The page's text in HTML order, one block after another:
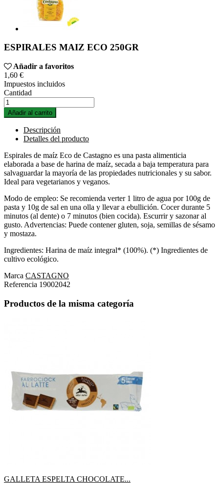
ESPIRALES MAIZ ECO 250GR
Añadir a favoritos
1,60 €
Impuestos incluidos
Cantidad
Añadir al carrito
Descripción
Detalles del producto
Espirales de maíz Eco de Castagno es una pasta alimenticia
elaborada a base de harina de maíz, secada a baja temperatura para
salvaguardar la mayoría de las propiedades nutricionales y su sabor.
Ideal para vegetarianos y veganos.
Modo de empleo: Se recomienda verter 1 litro de agua por 100g de
pasta y 10g de sal en una olla y llevar a ebullición. Cocer durante 5
minutos (al dente) o 7 minutos (bien cocida). Escurrir y sazonar al
gusto. Advertencias: Puede contener gluten, soja, semillas de sésamo
y mostaza.
Ingredientes: Harina de maíz integral* (100%). (*) Ingredientes de
cultivo ecológico.
Marca CASTAGNO
Referencia 19002042
Productos de la misma categoría
GALLETA ESPELTA CHOCOLATE...